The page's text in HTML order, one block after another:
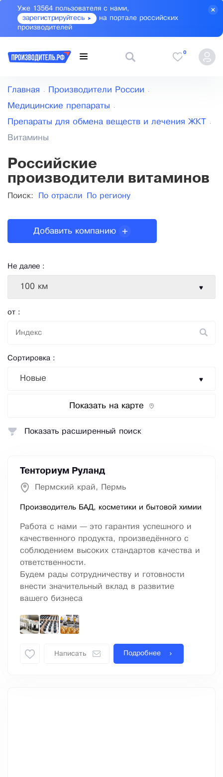
Уже 13564 пользователя с нами,
зарегистрируйтесь
на портале российских
производителей
0
Главная Производители России
Медицинские препараты
Препараты для обмена веществ и лечения ЖКТ
Витамины
Российские
производители витаминов
Поиск: По отрасли По региону
Не далее :
100 км
от :
Сортировка :
Новые
Показать на карте
Добавить компанию
Тенториум Руланд
Пермский край, Пермь
Производитель БАД, косметики и бытовой химии
Работа с нами — это гарантия успешного и
качественного продукта, произведённого с
соблюдением высоких стандартов качества и
ответственности.
Будем рады сотрудничеству и готовности
внести значительный вклад в развитие
вашего бизнеса
Написать Подробнее
Показать расширенный поиск